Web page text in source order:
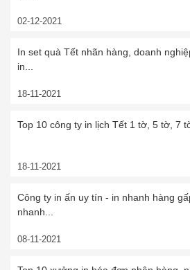
02-12-2021
In set quà Tết nhãn hàng, doanh
in...
18-11-2021
Top 10 công ty in lịch Tết 1 tờ, 5 tờ, 7
18-11-2021
Công ty in ấn uy tín - in nhanh hàng
nhanh...
08-11-2021